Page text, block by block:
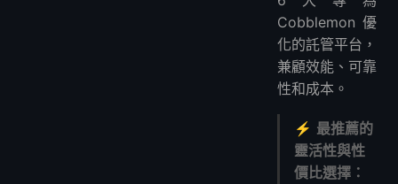
Cobblemon優
化的託管平台，
兼顧效能、可靠
性和成本。
⚡ 最推薦的
靈活性與性
價比選擇：